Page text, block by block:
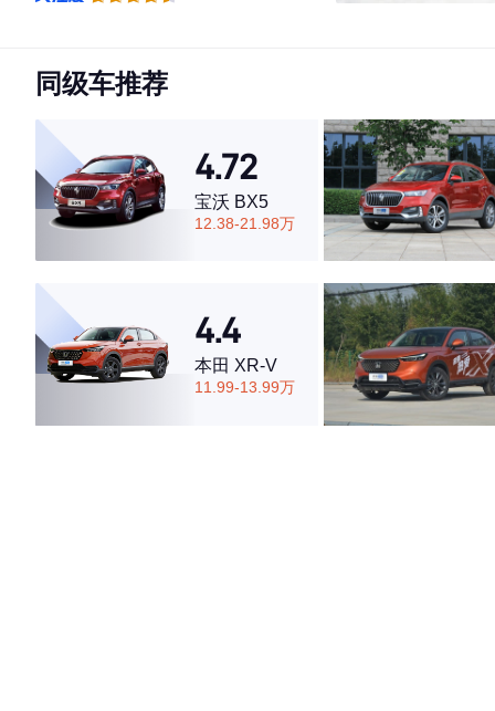
·空间表现一般，低于57%同级车
同级车推荐
4.72
宝沃 BX5
12.38-21.98万
4.4
本田 XR-V
11.99-13.99万